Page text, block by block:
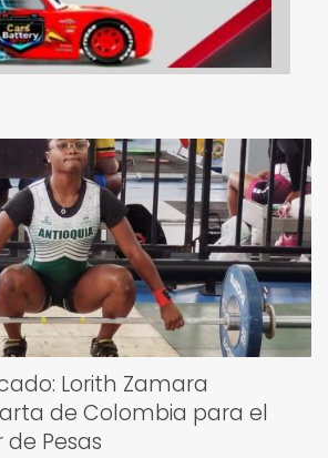
Lorith Zamara
de Colombia para el
Pesas